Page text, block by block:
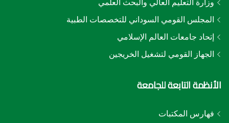
وزارة التعليم العالي والبحث العلمي
المجلس القومي السوداني للتخصصات الطبية
إتحاد جامعات العالم الإسلامي
الجهاز القومي لتشغيل الخريجين
الأنظمة التابعة للجامعة
فهارس المكتبات